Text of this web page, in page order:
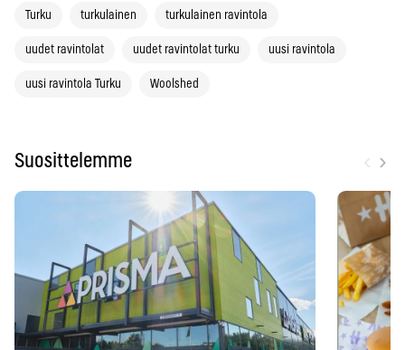
Turku turkulainen turkulainen ravintola
uudet ravintolat uudet ravintolat turku uusi ravintola
uusi ravintola Turku Woolshed
Suosittelemme ›